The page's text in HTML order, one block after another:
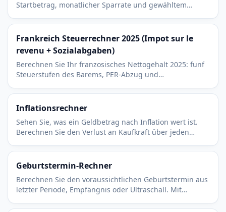
Startbetrag, monatlicher Sparrate und gewähltem
Frankreich Steuerrechner 2025 (Impot sur le
revenu + Sozialabgaben)
Berechnen Sie Ihr franzosisches Nettogehalt 2025: funf
Steuerstufen des Barems, PER-Abzug und
Prelevement a la source.
Inflationsrechner
Sehen Sie, was ein Geldbetrag nach Inflation wert ist.
Berechnen Sie den Verlust an Kaufkraft über jeden
Geburtstermin-Rechner
Berechnen Sie den voraussichtlichen Geburtstermin aus
letzter Periode, Empfängnis oder Ultraschall. Mit